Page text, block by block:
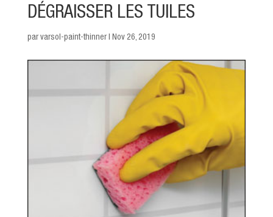
DÉGRAISSER LES TUILES
parvarsol-paint-thinner| Nov 26, 2019